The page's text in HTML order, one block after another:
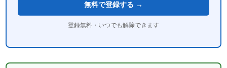
無料で登録する →
登録無料・いつでも解除できます